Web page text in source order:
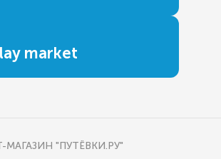
market
"ПУТЁВКИ.РУ"